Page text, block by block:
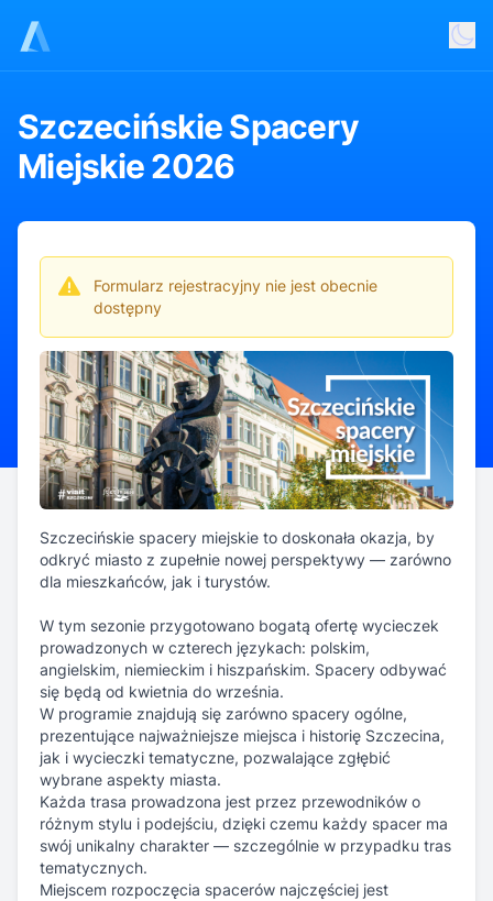
Szczecińskie Spacery
Miejskie 2026
Formularz rejestracyjny nie jest obecnie
dostępny
Szczecińskie spacery miejskie to doskonała okazja, by
odkryć miasto z zupełnie nowej perspektywy — zarówno
dla mieszkańców, jak i turystów.
W tym sezonie przygotowano bogatą ofertę wycieczek
prowadzonych w czterech językach: polskim,
angielskim, niemieckim i hiszpańskim. Spacery odbywać
się będą od kwietnia do września.
W programie znajdują się zarówno spacery ogólne,
prezentujące najważniejsze miejsca i historię Szczecina,
jak i wycieczki tematyczne, pozwalające zgłębić
wybrane aspekty miasta.
Każda trasa prowadzona jest przez przewodników o
różnym stylu i podejściu, dzięki czemu każdy spacer ma
swój unikalny charakter — szczególnie w przypadku tras
tematycznych.
Miejscem rozpoczęcia spacerów najczęściej jest